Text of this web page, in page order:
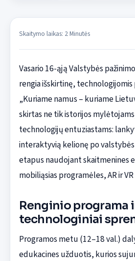
Skaitymo laikas: 2 Minutės
Vasario 16-ąją Valstybės
rengia išskirtinę,
„Kuriame namus – kuriame
skirtas ne tik istorijos
technologijų entuziastams:
interaktyvią kelionę po
etapus naudojant skaitmenines
mobiliąsias programėles, AR ir
Renginio programa
technologiniai
Programos metu (12–18 val.)
edukacines užduotis, kurios